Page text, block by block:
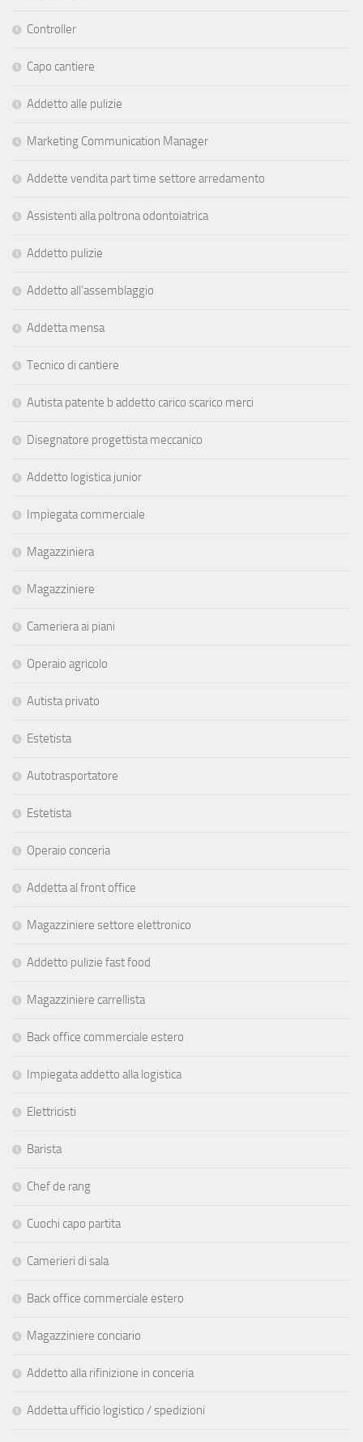
Controller
Capo cantiere
Addetto alle pulizie
Marketing Communication Manager
Addette vendita part time settore arredamento
Assistenti alla poltrona odontoiatrica
Addetto pulizie
Addetto all’assemblaggio
Addetta mensa
Tecnico di cantiere
Autista patente b addetto carico scarico merci
Disegnatore progettista meccanico
Addetto logistica junior
Impiegata commerciale
Magazziniera
Magazziniere
Cameriera ai piani
Operaio agricolo
Autista privato
Estetista
Autotrasportatore
Estetista
Operaio conceria
Addetta al front office
Magazziniere settore elettronico
Addetto pulizie fast food
Magazziniere carrellista
Back office commerciale estero
Impiegata addetto alla logistica
Elettricisti
Barista
Chef de rang
Cuochi capo partita
Camerieri di sala
Back office commerciale estero
Magazziniere conciario
Addetto alla rifinizione in conceria
Addetta ufficio logistico / spedizioni